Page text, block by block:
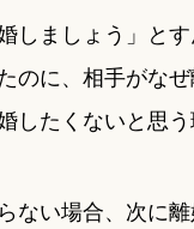
しましょう」と
のに、相手がな
たくないと思う
ない場合、次に